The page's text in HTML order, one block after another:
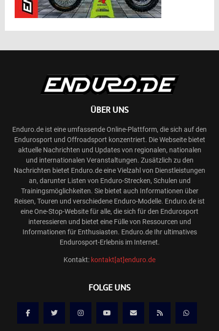
ÜBER UNS
Enduro.de ist eine umfassende Online-Plattform, die sich auf den
Endurosport und Offroadsport konzentriert. Die Webseite bietet
aktuelle Nachrichten und Updates von regionalen, nationalen
und internationalen Veranstaltungen. Zusätzlich zu den
Nachrichten bietet Enduro.de eine Vielzahl von Dienstleistungen
an, darunter Listen von Enduro-Strecken, Schulen und
Trainingsmöglichkeiten. Sie bietet auch Informationen über
Reisen, Touren und verschiedene Enduro-Modelle. Enduro.de ist
eine One-Stop-Website für alle, die sich für den Endurosport
interessieren und bietet eine Fülle von Ressourcen und
Informationen für Enthusiasten. Enduro.de Ihr ultimatives
Endurosport-Erlebnis im Internet.
Kontakt: kontakt[at]enduro.de
FOLGE UNS